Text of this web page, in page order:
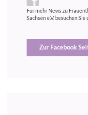
Für mehr News zu
Sachsen e.V. besuchen
Zur Facebook